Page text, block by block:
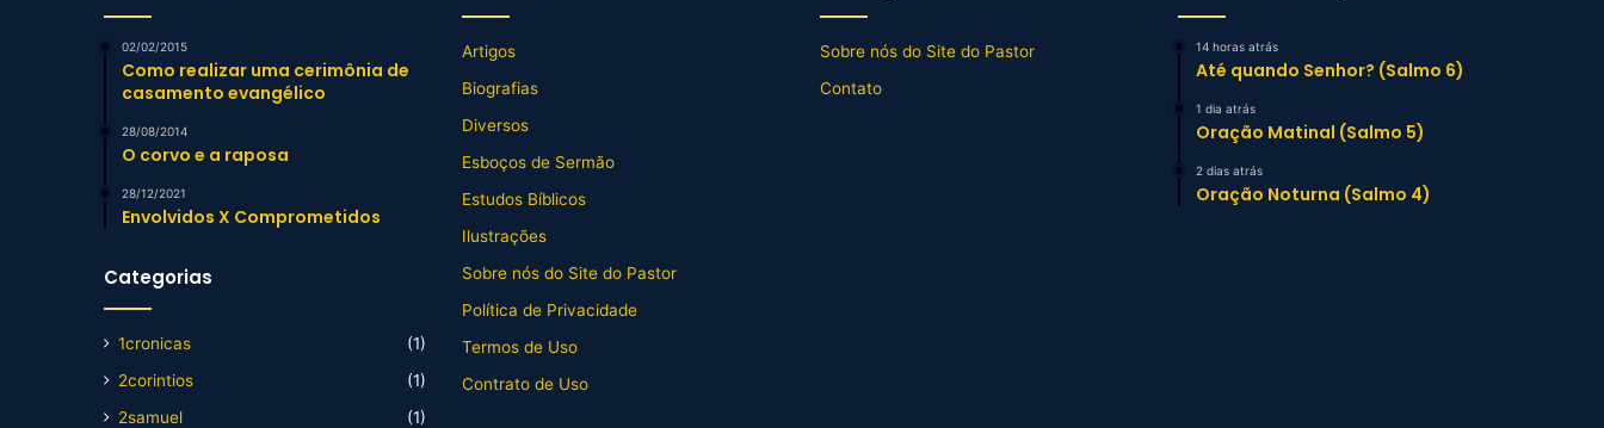
02/02/2015
Como realizar uma cerimônia de
casamento evangélico
28/08/2014
O corvo e a raposa
28/12/2021
Envolvidos X Comprometidos
Categorias
1cronicas
(1)
2corintios
(1)
2samuel
(1)
Artigos
Biografias
Diversos
Esboços de Sermão
Estudos Bíblicos
Ilustrações
Sobre nós do Site do Pastor
Política de Privacidade
Termos de Uso
Contrato de Uso
Sobre nós do Site do Pastor
Contato
14 horas atrás
Até quando Senhor? (Salmo 6)
1 dia atrás
Oração Matinal (Salmo 5)
2 dias atrás
Oração Noturna (Salmo 4)